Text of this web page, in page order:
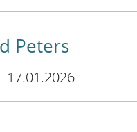
Peters
17.01.2026